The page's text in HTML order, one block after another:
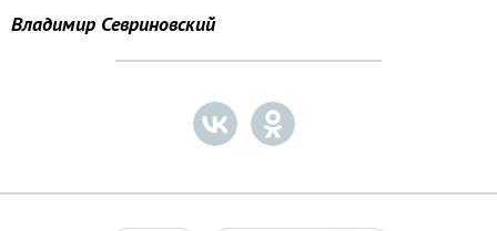
Владимир Севриновский